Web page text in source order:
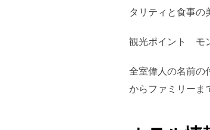
タリティと食事の
観光ポイント モ
全室偉人の名前の
からファミリーま